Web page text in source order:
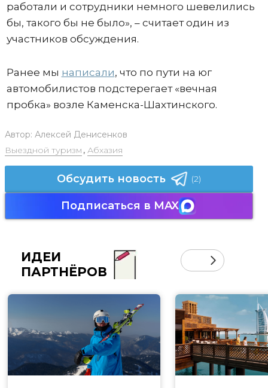
работали и сотрудники немного шевелились
бы, такого бы не было», – считает один из
участников обсуждения.
Ранее мы написали, что по пути на юг
автомобилистов подстерегает «вечная
пробка» возле Каменска-Шахтинского.
Автор: Алексей Денисенков
Выездной туризм , Абхазия
Обсудить новость (2)
Подписаться в MAX
ИДЕИ
ПАРТНЁРОВ